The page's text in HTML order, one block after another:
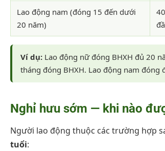
Lao động nam (đóng 15 đến dưới
20 năm)
Ví dụ: Lao động nữ đóng BHXH đủ 20
tháng đóng BHXH. Lao động nam
Nghỉ hưu sớm — khi nào
Người lao động thuộc các trường hợp
tuổi: